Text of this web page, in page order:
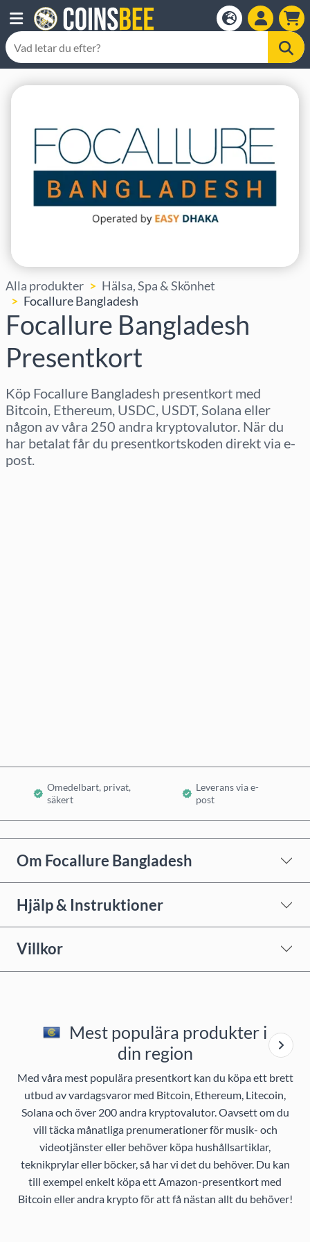
Alla produkter
Hälsa, Spa & Skönhet
Focallure Bangladesh
Focallure Bangladesh
Presentkort
Köp Focallure Bangladesh presentkort med
Bitcoin, Ethereum, USDC, USDT, Solana eller
någon av våra 250 andra kryptovalutor. När du
har betalat får du presentkortskoden direkt via e-
post.
Omedelbart, privat,
säkert
Leverans via e-
post
Om Focallure Bangladesh
Hjälp & Instruktioner
Villkor
Mest populära produkter i
din region
Med våra mest populära presentkort kan du köpa ett brett
utbud av vardagsvaror med Bitcoin, Ethereum, Litecoin,
Solana och över 200 andra kryptovalutor. Oavsett om du
vill täcka månatliga prenumerationer för musik- och
videotjänster eller behöver köpa hushållsartiklar,
teknikprylar eller böcker, så har vi det du behöver. Du kan
till exempel enkelt köpa ett Amazon-presentkort med
Bitcoin eller andra krypto för att få nästan allt du behöver!